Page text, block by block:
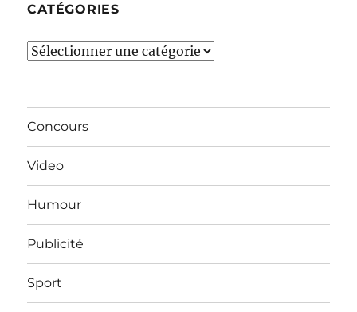
CATÉGORIES
Catégories
Concours
Video
Humour
Publicité
Sport